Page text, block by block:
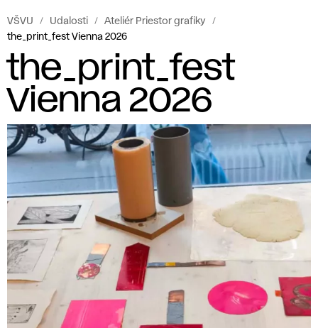
VŠVU Udalosti
Ateliér Priestor grafiky
the_print_fest Vienna 2026
the_print_fest
Vienna 2026